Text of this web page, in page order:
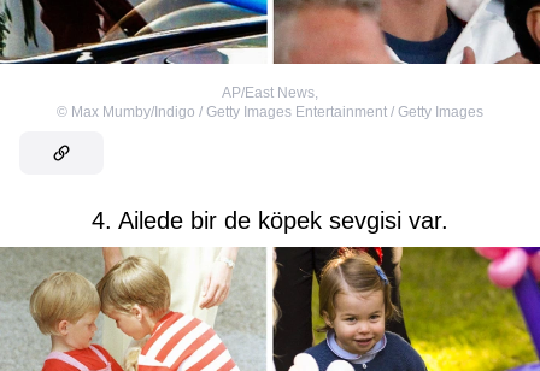
AP/East News
© Max Mumby/Indigo / Getty Images Entertainment / Getty Images
4. Ailede bir de köpek sevgisi var.